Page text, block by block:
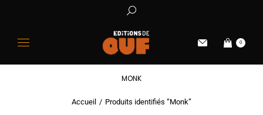
0
MONK
Vous êtes ici :Accueil Produits identifiés “Monk”